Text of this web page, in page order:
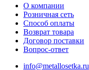
О компании
Розничная сеть
Способ оплаты
Возврат товара
Договор поставки
Вопрос-ответ
info@metallosetka.ru